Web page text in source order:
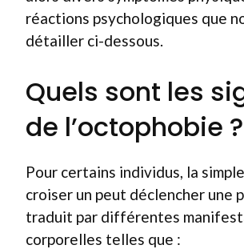
réactions psychologiques que
détailler ci-dessous.
Quels sont les
de l’octophobie ?
Pour certains individus, la
croiser un peut déclencher une
traduit par différentes
corporelles telles que :